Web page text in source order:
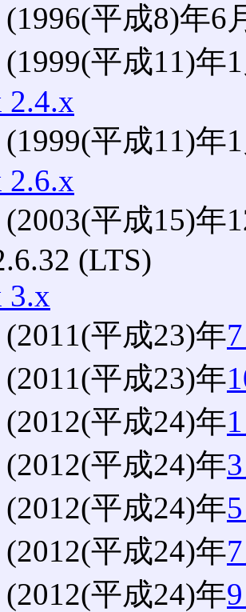
(1996(平成8)年6
(1999(平成11)年
2.4.x
(1999(平成11)年
2.6.x
(2003(平成15)年
(LTS)
3.x
(2011(平成23)年
(2011(平成23)年
(2012(平成24)年
(2012(平成24)年
(2012(平成24)年
(2012(平成24)年
(2012(平成24)年